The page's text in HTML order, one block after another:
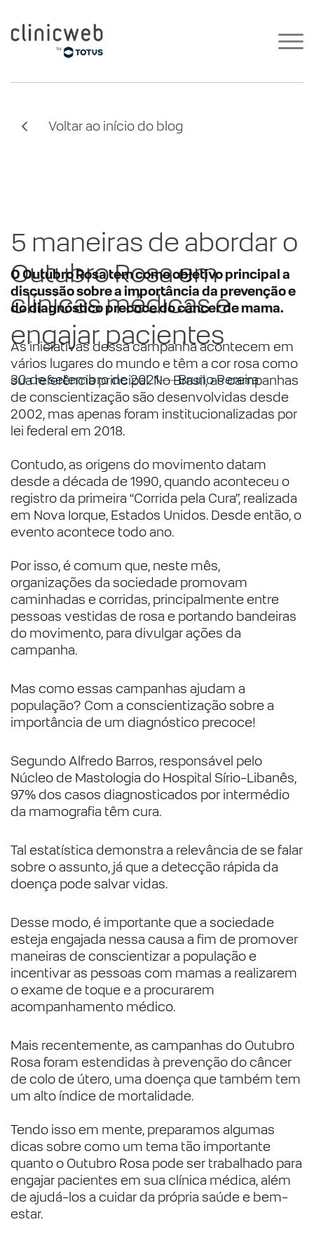
Voltar ao início do blog
5 maneiras de abordar o
Outubro Rosa em
clínicas médicas e
engajar pacientes
30 de setembro de 2021 Bruno Pereira
O Outubro Rosa tem como objetivo principal a
discussão sobre a importância da prevenção e
do diagnóstico precoce do câncer de mama.
As iniciativas dessa campanha acontecem em
vários lugares do mundo e têm a cor rosa como
sua referência principal. No Brasil, as campanhas
de conscientização são desenvolvidas desde
2002, mas apenas foram institucionalizadas por
lei federal em 2018.
Contudo, as origens do movimento datam
desde a década de 1990, quando aconteceu o
registro da primeira “Corrida pela Cura”, realizada
em Nova Iorque, Estados Unidos. Desde então, o
evento acontece todo ano.
Por isso, é comum que, neste mês,
organizações da sociedade promovam
caminhadas e corridas, principalmente entre
pessoas vestidas de rosa e portando bandeiras
do movimento, para divulgar ações da
campanha.
Mas como essas campanhas ajudam a
população? Com a conscientização sobre a
importância de um diagnóstico precoce!
Segundo Alfredo Barros, responsável pelo
Núcleo de Mastologia do Hospital Sírio-Libanês,
97% dos casos diagnosticados por intermédio
da mamografia têm cura.
Tal estatística demonstra a relevância de se falar
sobre o assunto, já que a detecção rápida da
doença pode salvar vidas.
Desse modo, é importante que a sociedade
esteja engajada nessa causa a fim de promover
maneiras de conscientizar a população e
incentivar as pessoas com mamas a realizarem
o exame de toque e a procurarem
acompanhamento médico.
Mais recentemente, as campanhas do Outubro
Rosa foram estendidas à prevenção do câncer
de colo de útero, uma doença que também tem
um alto índice de mortalidade.
Tendo isso em mente, preparamos algumas
dicas sobre como um tema tão importante
quanto o Outubro Rosa pode ser trabalhado para
engajar pacientes em sua clínica médica, além
de ajudá-los a cuidar da própria saúde e bem-
estar.